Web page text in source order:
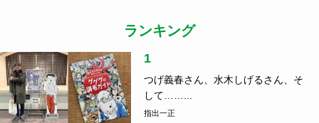
ランキング
1
つげ義春さん、水木しげるさん、そ
して……...
指出一正